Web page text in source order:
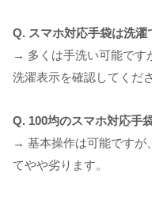
Q. スマホ対応手袋は洗濯
→ 多くは手洗い可能です
洗濯表示を確認してくださ
Q. 100均のスマホ対応手
→ 基本操作は可能ですが
てやや劣ります。